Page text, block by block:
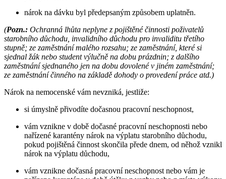
nárok na dávku byl předepsaným způsobem uplatněn.
(Pozn.: Ochranná lhůta neplyne z pojištěné činnosti poživatelů
starobního důchodu, invalidního důchodu pro invaliditu třetího
stupně; ze zaměstnání malého rozsahu; ze zaměstnání, které si
sjednal žák nebo student výlučně na dobu prázdnin; z dalšího
zaměstnání sjednaného jen na dobu dovolené v jiném zaměstnání;
ze zaměstnání činného na základě dohody o provedení práce atd.)
Nárok na nemocenské vám nevzniká, jestliže:
si úmyslně přivodíte dočasnou pracovní neschopnost,
vám vznikne v době dočasné pracovní neschopnosti nebo
nařízené karantény nárok na výplatu starobního důchodu,
pokud pojištěná činnost skončila přede dnem, od něhož vznikl
nárok na výplatu důchodu,
vám vznikne dočasná pracovní neschopnost nebo vám je